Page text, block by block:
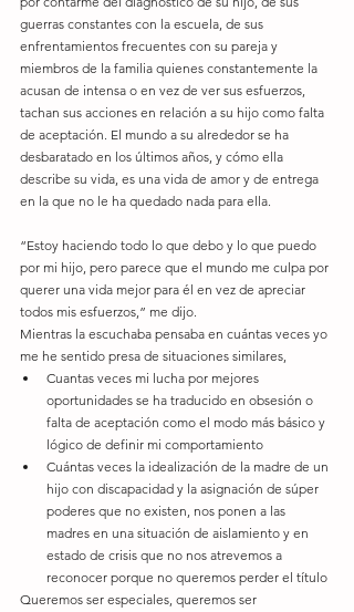
guerras constantes con la escuela, de sus
enfrentamientos frecuentes con su pareja y
miembros de la familia quienes constantemente la
acusan de intensa o en vez de ver sus esfuerzos,
tachan sus acciones en relación a su hijo como falta
de aceptación. El mundo a su alrededor se ha
desbaratado en los últimos años, y cómo ella
describe su vida, es una vida de amor y de entrega
en la que no le ha quedado nada para ella.
“Estoy haciendo todo lo que debo y lo que puedo
por mi hijo, pero parece que el mundo me culpa por
querer una vida mejor para él en vez de apreciar
todos mis esfuerzos,” me dijo.
Mientras la escuchaba pensaba en cuántas veces yo
me he sentido presa de situaciones similares,
Cuantas veces mi lucha por mejores
oportunidades se ha traducido en obsesión o
falta de aceptación como el modo más básico y
lógico de definir mi comportamiento
Cuántas veces la idealización de la madre de un
hijo con discapacidad y la asignación de súper
poderes que no existen, nos ponen a las
madres en una situación de aislamiento y en
estado de crisis que no nos atrevemos a
reconocer porque no queremos perder el título
Queremos ser especiales, queremos ser